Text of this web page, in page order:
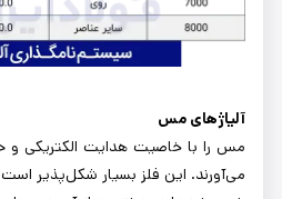
آلیاژهای مس
مس را با خاصیت هدایت الکتریکی و
می‌آورند. این فلز بسیار شکل‌پذیر